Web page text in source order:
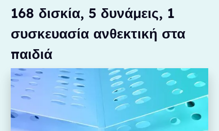
168 δισκία, 5 δυνάμεις, 1
συσκευασία ανθεκτική στα
παιδιά